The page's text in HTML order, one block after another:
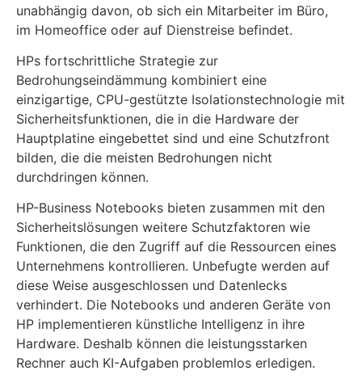
unabhängig davon, ob sich ein Mitarbeiter im Büro,
im Homeoffice oder auf Dienstreise befindet.
HPs fortschrittliche Strategie zur
Bedrohungseindämmung kombiniert eine
einzigartige, CPU-gestützte Isolationstechnologie mit
Sicherheitsfunktionen, die in die Hardware der
Hauptplatine eingebettet sind und eine Schutzfront
bilden, die die meisten Bedrohungen nicht
durchdringen können.
HP-Business Notebooks bieten zusammen mit den
Sicherheitslösungen weitere Schutzfaktoren wie
Funktionen, die den Zugriff auf die Ressourcen eines
Unternehmens kontrollieren. Unbefugte werden auf
diese Weise ausgeschlossen und Datenlecks
verhindert. Die Notebooks und anderen Geräte von
HP implementieren künstliche Intelligenz in ihre
Hardware. Deshalb können die leistungsstarken
Rechner auch KI-Aufgaben problemlos erledigen.